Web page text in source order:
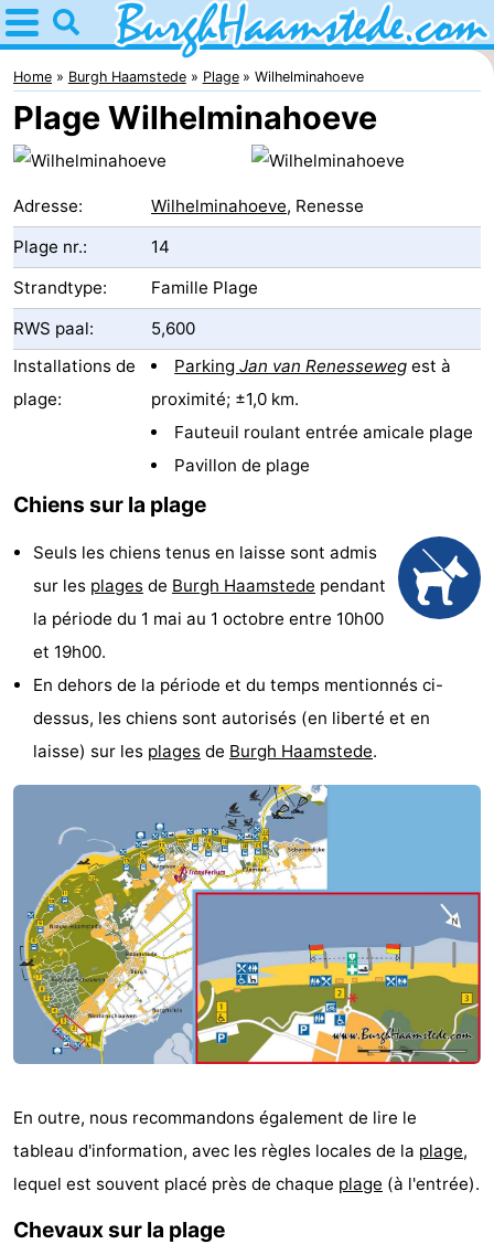
Home
Burgh
Haamstede
Astuces
Avec
les
enfants
Nature
Kop
van
Schouwen
Passer
la
nuit
Appartements
Campings
Duinoord
Julianahoeve
Haamstede
Résidence
Hof
van
Haamstede
Schouwen
Schouwse
Valleien
-
Wijde
Blick
Zeeuwse
Kust
-
’t
van
Hôtels
minutes
Plages
Home Burgh Haamstede Plage Wilhelminahoeve
Plage Wilhelminahoeve
Adresse: Wilhelminahoeve, Renesse
Plage nr.:
14
Strandtype:
Famille Plage
RWS paal:
5,600
Installations de
plage:
ParkingJan van Renesseweg est à
proximité; ±1,0 km.
Fauteuil roulant entrée amicale plage
Pavillon de plage
Chiens sur la plage
Seuls les chiens tenus en laisse sont admis
sur les plages de Burgh Haamstede pendant
la période du 1 mai au 1 octobre entre 10h00
et 19h00.
En dehors de la période et du temps mentionnés ci-
dessus, les chiens sont autorisés (en liberté et en
laisse) sur les plages de Burgh Haamstede.
En outre, nous recommandons également de lire le
tableau d'information, avec les règles locales de la plage,
lequel est souvent placé près de chaque plage (à l'entrée).
Chevaux sur la plage